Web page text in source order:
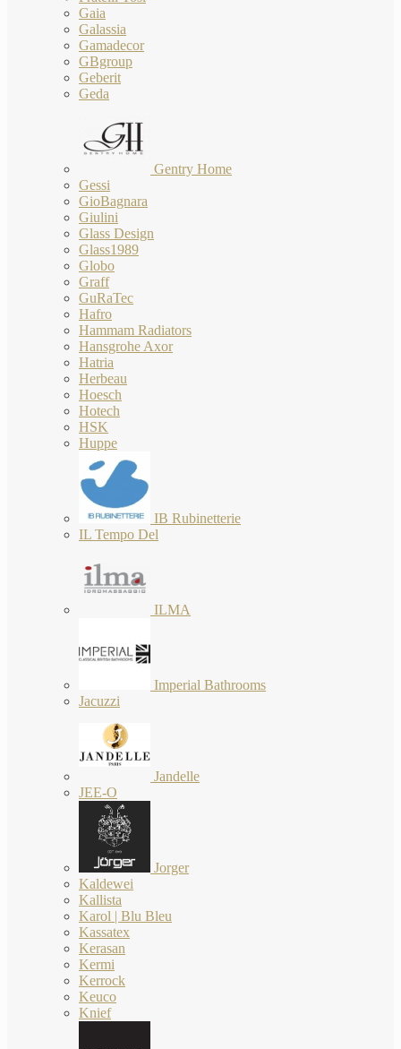
Gaia
Galassia
Gamadecor
GBgroup
Geberit
Geda
Gentry Home
Gessi
GioBagnara
Giulini
Glass Design
Glass1989
Globo
Graff
GuRaTec
Hafro
Hammam Radiators
Hansgrohe Axor
Hatria
Herbeau
Hoesch
Hotech
HSK
Huppe
IB Rubinetterie
IL Tempo Del
ILMA
Imperial Bathrooms
Jacuzzi
Jandelle
JEE-O
Jorger
Kaldewei
Kallista
Karol | Blu Bleu
Kassatex
Kerasan
Kermi
Kerrock
Keuco
Knief